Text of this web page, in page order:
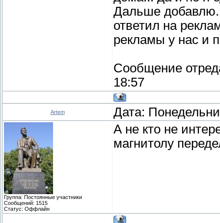
Дальше
ответил на
рекламы у нас и
Сообщение
18:57
Artem Дата:
Группа: Постоянные участники
Сообщений: 1515
Статус: Оффлайн
А не кто не
магнитолу